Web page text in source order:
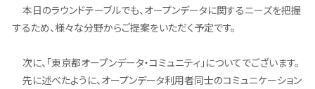
本日のラウンドテーブルでも、オープンデータに関するニーズを把握
するため、様々な分野からご提案をいただく予定です。
次に、「東京都オープンデータ・コミュニティ」についてでございます。
先に述べたように、オープンデータ利用者同士のコミュニケーション